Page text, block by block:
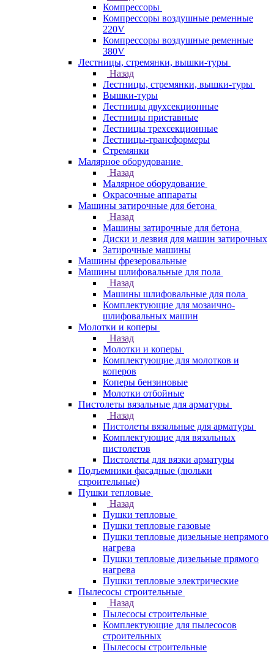
Компрессоры
Компрессоры воздушные ременные
220V
Компрессоры воздушные ременные
380V
Лестницы, стремянки, вышки-туры
Назад
Лестницы, стремянки, вышки-туры
Вышки-туры
Лестницы двухсекционные
Лестницы приставные
Лестницы трехсекционные
Лестницы-трансформеры
Стремянки
Малярное оборудование
Назад
Малярное оборудование
Окрасочные аппараты
Машины затирочные для бетона
Назад
Машины затирочные для бетона
Диски и лезвия для машин затирочных
Затирочные машины
Машины фрезеровальные
Машины шлифовальные для пола
Назад
Машины шлифовальные для пола
Комплектующие для мозаично-
шлифовальных машин
Молотки и коперы
Назад
Молотки и коперы
Комплектующие для молотков и
коперов
Коперы бензиновые
Молотки отбойные
Пистолеты вязальные для арматуры
Назад
Пистолеты вязальные для арматуры
Комплектующие для вязальных
пистолетов
Пистолеты для вязки арматуры
Подъемники фасадные (люльки
строительные)
Пушки тепловые
Назад
Пушки тепловые
Пушки тепловые газовые
Пушки тепловые дизельные непрямого
нагрева
Пушки тепловые дизельные прямого
нагрева
Пушки тепловые электрические
Пылесосы строительные
Назад
Пылесосы строительные
Комплектующие для пылесосов
строительных
Пылесосы строительные